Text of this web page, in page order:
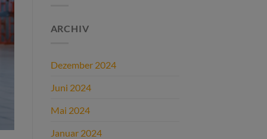
ARCHIV
Dezember 2024
Juni 2024
Mai 2024
Januar 2024